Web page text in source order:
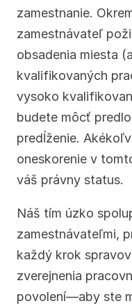
zamestnanie.
zamestnávateľ
obsadenia miesta
kvalifikovaných
vysoko
budete môcť
predĺženie.
oneskorenie v
váš právny status.
Náš tím úzko
zamestnávateľmi,
každý krok
zverejnenia
povolení—aby ste